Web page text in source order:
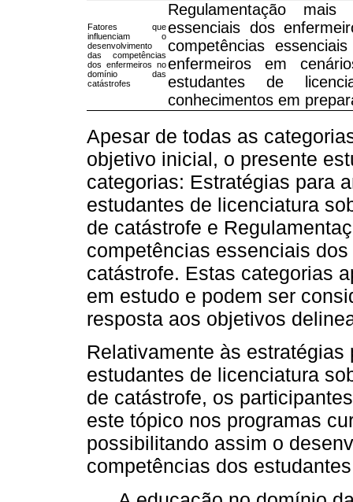
Fatores que
influenciam o
desenvolvimento
das competências
dos enfermeiros no
domínio das
catástrofes
Regulamentação
essenciais dos
competências
enfermeiros em
estudantes de
conhecimentos em
Apesar de todas as
objetivo inicial, o presente
categorias: Estratégias para
estudantes de licenciatura
de catástrofe e
competências essenciais
catástrofe. Estas categorias
em estudo e podem ser
resposta aos objetivos
Relativamente às
estudantes de licenciatura
de catástrofe, os
este tópico nos programas
possibilitando assim o
competências dos